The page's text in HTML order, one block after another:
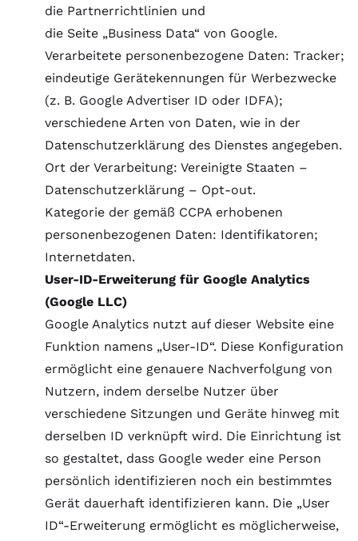
die Partnerrichtlinien und
die Seite „Business Data“ von Google.
Verarbeitete personenbezogene Daten: Tracker;
eindeutige Gerätekennungen für Werbezwecke
(z. B. Google Advertiser ID oder IDFA);
verschiedene Arten von Daten, wie in der
Datenschutzerklärung des Dienstes angegeben.
Ort der Verarbeitung: Vereinigte Staaten –
Datenschutzerklärung – Opt-out.
Kategorie der gemäß CCPA erhobenen
personenbezogenen Daten: Identifikatoren;
Internetdaten.
User-ID-Erweiterung für Google Analytics
(Google LLC)
Google Analytics nutzt auf dieser Website eine
Funktion namens „User-ID“. Diese Konfiguration
ermöglicht eine genauere Nachverfolgung von
Nutzern, indem derselbe Nutzer über
verschiedene Sitzungen und Geräte hinweg mit
derselben ID verknüpft wird. Die Einrichtung ist
so gestaltet, dass Google weder eine Person
persönlich identifizieren noch ein bestimmtes
Gerät dauerhaft identifizieren kann. Die „User
ID“-Erweiterung ermöglicht es möglicherweise,